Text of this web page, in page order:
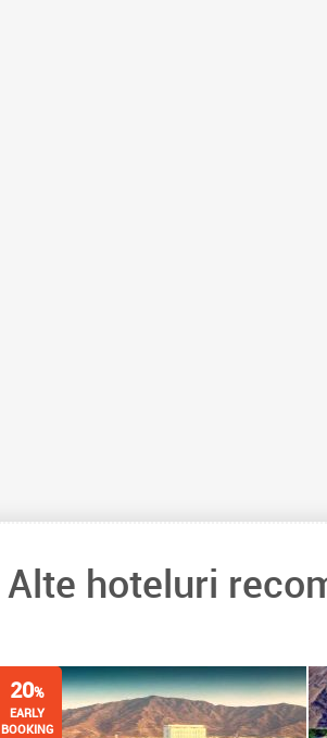
Alte hoteluri
20%
EARLY
BOOKING